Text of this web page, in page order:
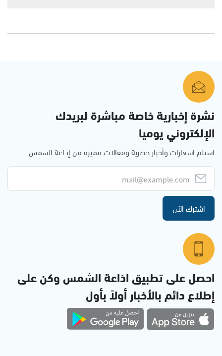
نشرة إخبارية خاصة مباشرة لبريدك
الإلكتروني يوميا
استلم اشعارات وأخبار حصرية ومقالات مميزة من إذاعة الشمس
اشترك الآن
احصل على تطبيق اذاعة الشمس وكن على
إطلاع دائم بالأخبار أولاً بأول